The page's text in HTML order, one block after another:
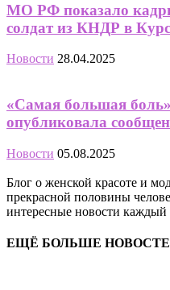
МО РФ показало
солдат из КНДР в
Новости 28.04.2025
«Самая большая
опубликовала
Новости 05.08.2025
Блог о женской красоте и
прекрасной половины
интересные новости каждый
ЕЩЁ БОЛЬШЕ